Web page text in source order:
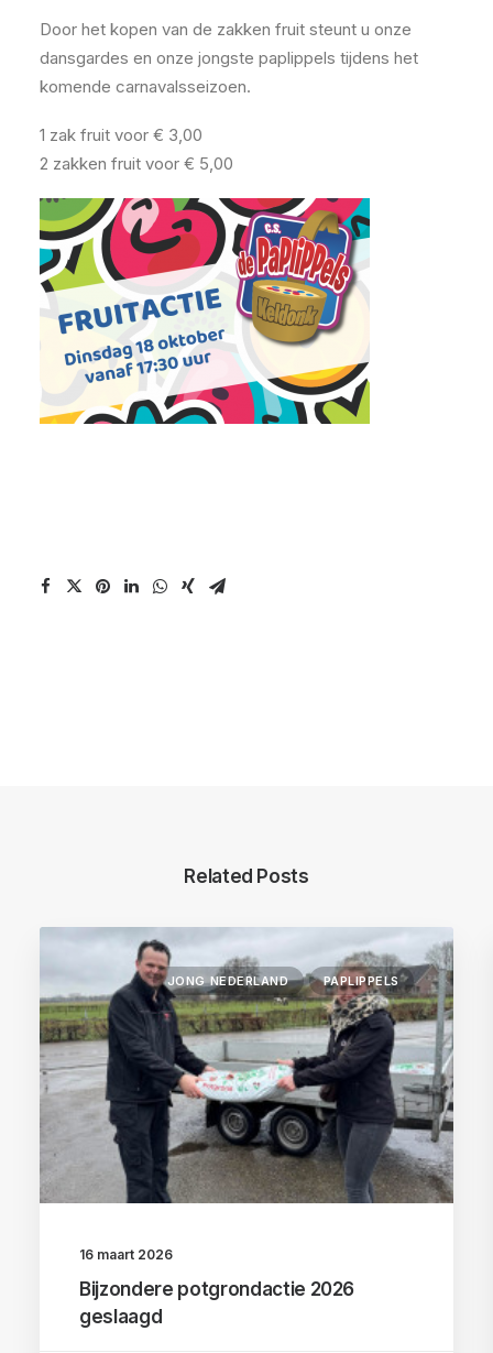
Door het kopen van de zakken fruit steunt u onze
dansgardes en onze jongste paplippels tijdens het
komende carnavalsseizoen.
1 zak fruit voor € 3,00
2 zakken fruit voor € 5,00
Related Posts
JONG NEDERLAND PAPLIPPELS
16 maart 2026
Bijzondere potgrondactie 2026
geslaagd